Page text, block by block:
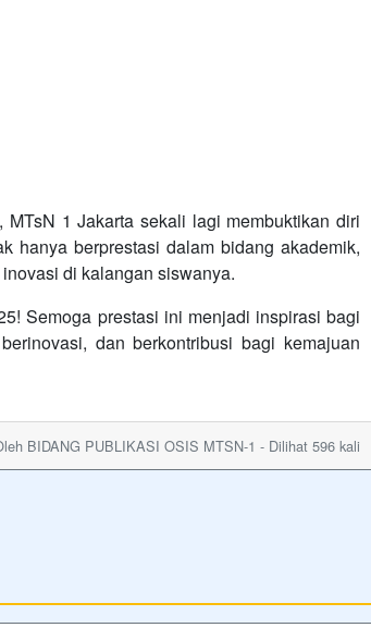
1 Jakarta sekali lagi membuktikan diri
hanya berprestasi dalam bidang akademik,
di kalangan siswanya.
Semoga prestasi ini menjadi inspirasi bagi
dan berkontribusi bagi kemajuan
BIDANG PUBLIKASI OSIS MTSN-1 - Dilihat 596 kali